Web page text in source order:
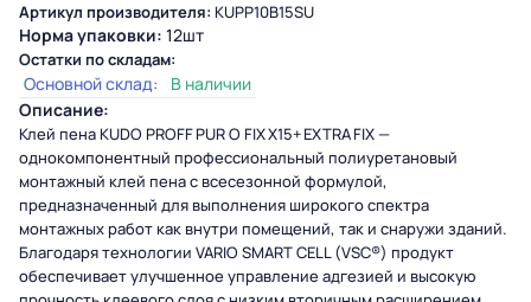
Артикул производителя: KUPP10B15SU
Норма упаковки: 12шт
Остатки по складам:
Основной склад:
В наличии
Описание:
Клей пена KUDO PROFF PUR O FIX X15+ EXTRA FIX —
однокомпонентный профессиональный полиуретановый
монтажный клей пена с всесезонной формулой,
предназначенный для выполнения широкого спектра
монтажных работ как внутри помещений, так и снаружи зданий.
Благодаря технологии VARIO SMART CELL (VSC®) продукт
обеспечивает улучшенное управление адгезией и высокую